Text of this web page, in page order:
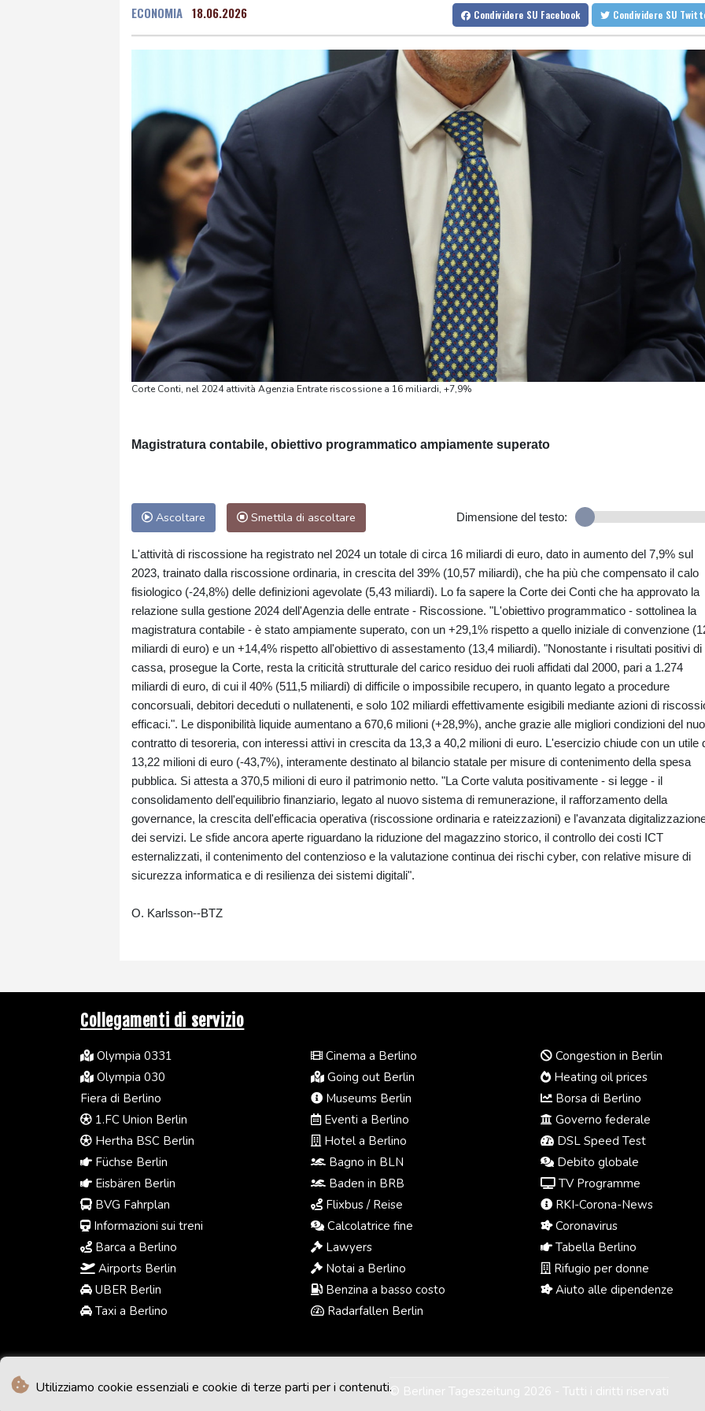
Utilizziamo cookie essenziali e cookie di terze parti per i contenuti.
Senato Usa approva nuove sanzioni alla Russia e all'Iran
Un video fake annuncia le dimissioni di Merz, 'è disinformazione
ECONOMIA 18.06.2026 Condividere SU Facebook Condividere SU
Corte Conti, nel 2024 attività Agenzia Entrate riscossione a 16 miliardi, +7,9%
Magistratura contabile, obiettivo programmatico ampiamente superato
Ascoltare Smettila di ascoltare Dimensione del testo:
L'attività di riscossione ha registrato nel 2024 un totale di circa 16 miliardi di euro, dato in aumento del 7,9% sul
2023, trainato dalla riscossione ordinaria, in crescita del 39% (10,57 miliardi), che ha più che compensato il calo
fisiologico (-24,8%) delle definizioni agevolate (5,43 miliardi). Lo fa sapere la Corte dei Conti che ha approvato la
relazione sulla gestione 2024 dell'Agenzia delle entrate - Riscossione. "L'obiettivo programmatico - sottolinea la
magistratura contabile - è stato ampiamente superato, con un +29,1% rispetto a quello iniziale di convenzione
miliardi di euro) e un +14,4% rispetto all'obiettivo di assestamento (13,4 miliardi). "Nonostante i risultati positivi di
cassa, prosegue la Corte, resta la criticità strutturale del carico residuo dei ruoli affidati dal 2000, pari a 1.274
miliardi di euro, di cui il 40% (511,5 miliardi) di difficile o impossibile recupero, in quanto legato a procedure
concorsuali, debitori deceduti o nullatenenti, e solo 102 miliardi effettivamente esigibili mediante azioni di
efficaci.". Le disponibilità liquide aumentano a 670,6 milioni (+28,9%), anche grazie alle migliori condizioni del
contratto di tesoreria, con interessi attivi in crescita da 13,3 a 40,2 milioni di euro. L'esercizio chiude con un utile
13,22 milioni di euro (-43,7%), interamente destinato al bilancio statale per misure di contenimento della spesa
pubblica. Si attesta a 370,5 milioni di euro il patrimonio netto. "La Corte valuta positivamente - si legge - il
consolidamento dell'equilibrio finanziario, legato al nuovo sistema di remunerazione, il rafforzamento della
governance, la crescita dell'efficacia operativa (riscossione ordinaria e rateizzazioni) e l'avanzata
dei servizi. Le sfide ancora aperte riguardano la riduzione del magazzino storico, il controllo dei costi ICT
esternalizzati, il contenimento del contenzioso e la valutazione continua dei rischi cyber, con relative misure di
sicurezza informatica e di resilienza dei sistemi digitali".
O. Karlsson--BTZ
Collegamenti di servizio
Olympia 0331
Olympia 030
Fiera di Berlino
1.FC Union Berlin
Hertha BSC Berlin
Füchse Berlin
Eisbären Berlin
BVG Fahrplan
Informazioni sui treni
Barca a Berlino
Airports Berlin
UBER Berlin
Taxi a Berlino
Cinema a Berlino
Going out Berlin
Museums Berlin
Eventi a Berlino
Hotel a Berlino
Bagno in BLN
Baden in BRB
Flixbus / Reise
Calcolatrice fine
Lawyers
Notai a Berlino
Benzina a basso costo
Radarfallen Berlin
Congestion in Berlin
Heating oil prices
Borsa di Berlino
Governo federale
DSL Speed Test
Debito globale
TV Programme
RKI-Corona-News
Coronavirus
Tabella Berlino
Rifugio per donne
Aiuto alle dipendenze
© Berliner Tageszeitung 2026 - Tutti i diritti riservati